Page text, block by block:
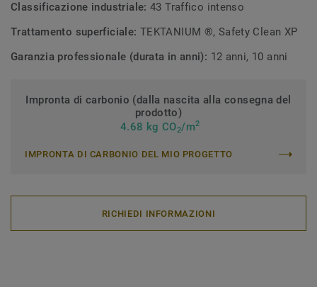
Classificazione industriale:43 Traffico intenso
Trattamento superficiale: TEKTANIUM ®, Safety Clean XP
Garanzia professionale (durata in anni): 12 anni, 10 anni
Impronta di carbonio (dalla nascita alla consegna del
prodotto)
4.68 kg CO2/m2
IMPRONTA DI CARBONIO DEL MIO PROGETTO
RICHIEDI INFORMAZIONI